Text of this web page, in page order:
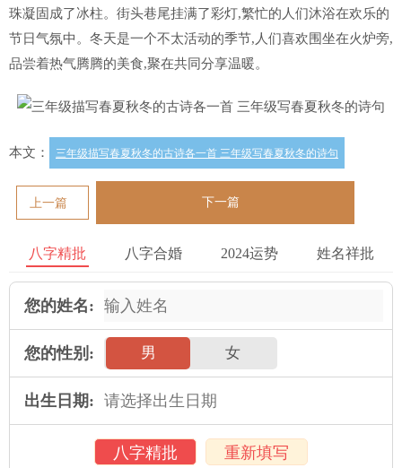
珠凝固成了冰柱。街头巷尾挂满了彩灯,繁忙的人们沐浴在欢乐的
节日气氛中。冬天是一个不太活动的季节,人们喜欢围坐在火炉旁,
品尝着热气腾腾的美食,聚在共同分享温暖。
本文： 三年级描写春夏秋冬的古诗各一首 三年级写春夏秋冬的诗句
上一篇 下一篇
八字精批 八字合婚 2024运势 姓名祥批
您的姓名:
您的性别: 男 女
出生日期:
八字精批 重新填写